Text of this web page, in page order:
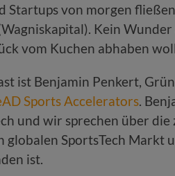
Startups von morgen
Kein
vom Kuchen abhaben
ist Benjamin Penkert,
Sports Accelerators .
und wir sprechen über
globalen SportsTech Markt
ist.